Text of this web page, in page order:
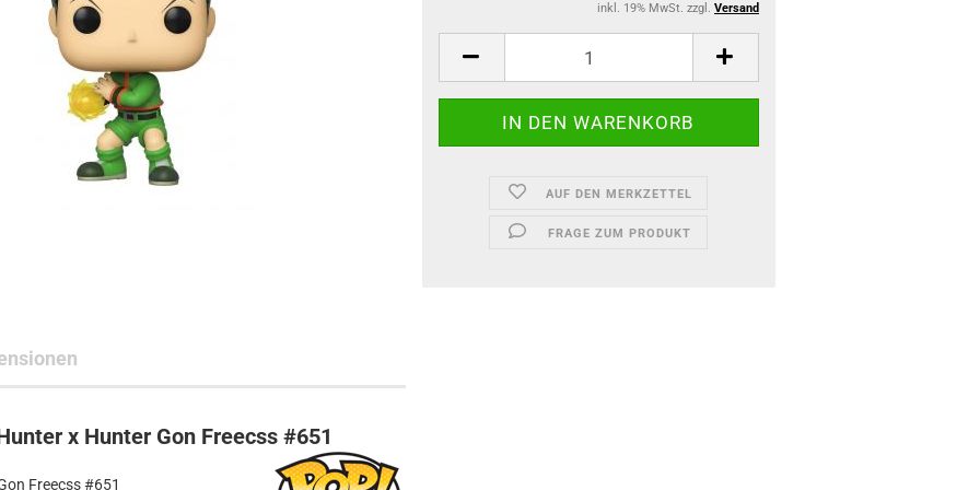
Toys
Subjects
Hersteller
inkl. 19% MwSt. zzgl. Versand
AUF DEN MERKZETTEL
FRAGE ZUM PRODUKT
x Hunter Gon Freecss #651
Freecss #651